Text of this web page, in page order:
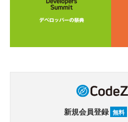
新規会員登録 無料